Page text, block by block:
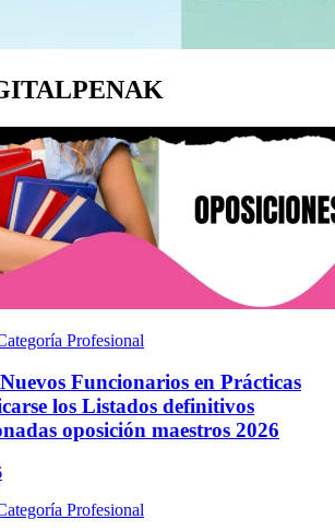
Profesional
Funcionarios en Prácticas
los Listados definitivos
oposición maestros 2026
Profesional